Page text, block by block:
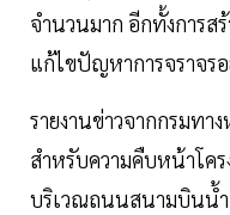
จำนวนมาก อีกทั้งการส
แก้ไขปัญหาการจราจรอ
รายงานข่าวจากกรมทา
สำหรับความคืบหน้าโค
บริเวณถนนสนามบินน้ำ